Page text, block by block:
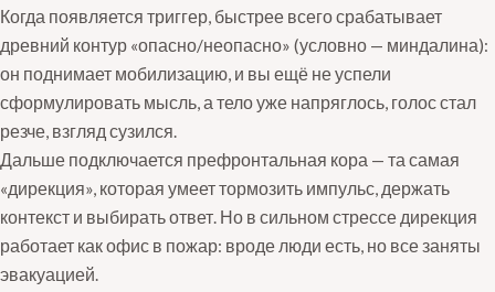
Когда появляется триггер, быстрее всего срабатывает
древний контур «опасно/неопасно» (условно — миндалина):
он поднимает мобилизацию, и вы ещё не успели
сформулировать мысль, а тело уже напряглось, голос стал
резче, взгляд сузился.
Дальше подключается префронтальная кора — та самая
«дирекция», которая умеет тормозить импульс, держать
контекст и выбирать ответ. Но в сильном стрессе дирекция
работает как офис в пожар: вроде люди есть, но все заняты
эвакуацией.